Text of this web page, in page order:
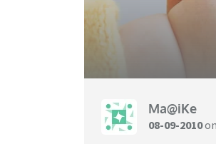
Ma@iKe
08-09-2010